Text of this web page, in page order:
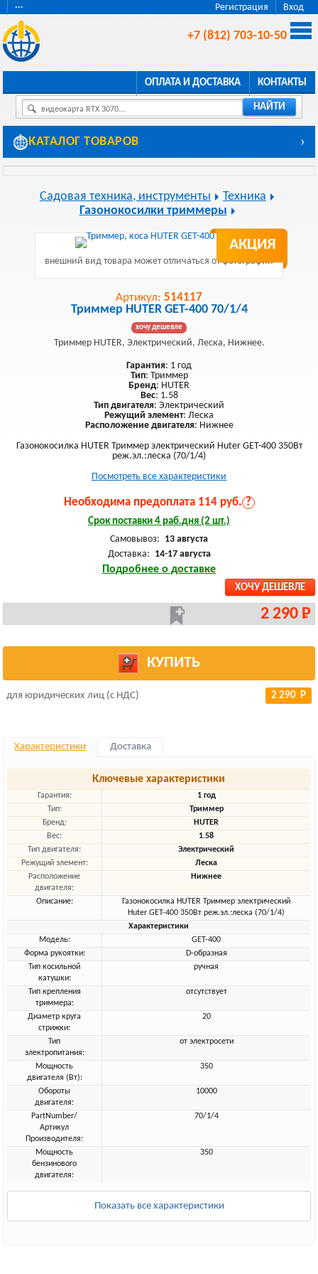
Регистрация Вход
···
+7 (812) 703-10-50
ОПЛАТА И ДОСТАВКА КОНТАКТЫ
видеокарта RTX 3070... НАЙТИ
КАТАЛОГ ТОВАРОВ ›
Садовая техника, инструменты
Техника
Газонокосилки триммеры
АКЦИЯ
внешний вид товара может отличаться от фотографии
Артикул: 514117
Триммер HUTER GET-400 70/1/4
хочу дешевле
Триммер HUTER, Электрический, Леска, Нижнее.
Гарантия: 1 год
Тип: Триммер
Бренд: HUTER
Вес: 1.58
Тип двигателя: Электрический
Режущий элемент: Леска
Расположение двигателя: Нижнее
Газонокосилка HUTER Триммер электрический Huter GET-400 350Вт
реж.эл.:леска (70/1/4)
Посмотреть все характеристики
Необходима предоплата 114 руб. ?
Срок поставки 4 раб.дня (2 шт.)
Самовывоз: 13 августа
Доставка: 14-17 августа
Подробнее о доставке
ХОЧУ ДЕШЕВЛЕ
2 290 Р
КУПИТЬ
для юридических лиц (с НДС) 2 290 Р
Характеристики Доставка
Ключевые характеристики
Гарантия:
1 год
Тип:
Триммер
Бренд:
HUTER
Вес:
1.58
Тип двигателя:
Электрический
Режущий элемент:
Леска
Расположение
двигателя:
Нижнее
Описание:
Газонокосилка HUTER Триммер электрический
Huter GET-400 350Вт реж.эл.:леска (70/1/4)
Характеристики
Модель:
GET-400
Форма рукоятки:
D-образная
Тип косильной
катушки:
ручная
Тип крепления
триммера:
отсутствует
Диаметр круга
стрижки:
20
Тип
электропитания:
от электросети
Мощность
двигателя (Вт):
350
Обороты
двигателя:
10000
PartNumber/
Артикул
Производителя:
70/1/4
Мощность
бензинового
двигателя:
350
Показать все характеристики